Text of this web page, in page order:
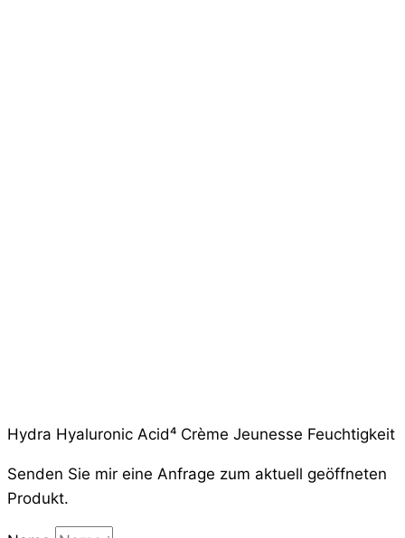
Hydra Hyaluronic Acid⁴ Crème Jeunesse Feuchtigkeit
Senden Sie mir eine Anfrage zum aktuell geöffneten
Produkt.